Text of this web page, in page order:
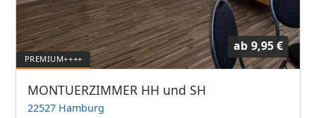
ab 9,95 €
MONTUERZIMMER HH und SH
22527 Hamburg